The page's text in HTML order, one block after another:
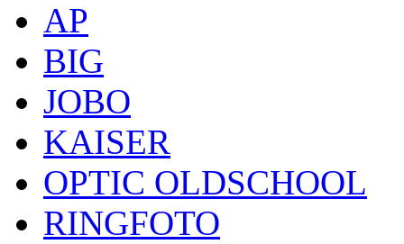
AP
BIG
JOBO
KAISER
OPTIC OLDSCHOOL
RINGFOTO